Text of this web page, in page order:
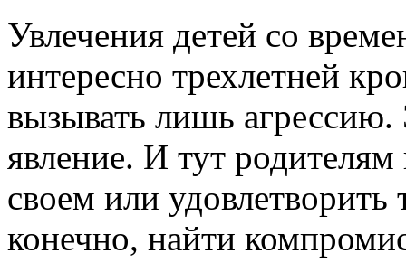
Увлечения детей со
интересно трехлетней
вызывать лишь агрессию.
явление. И тут
своем или
конечно, найти